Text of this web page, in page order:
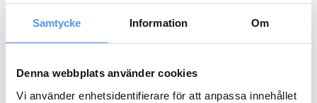
Samtycke Information Om
Denna webbplats använder cookies
Vi använder enhetsidentifierare för att anpassa innehållet